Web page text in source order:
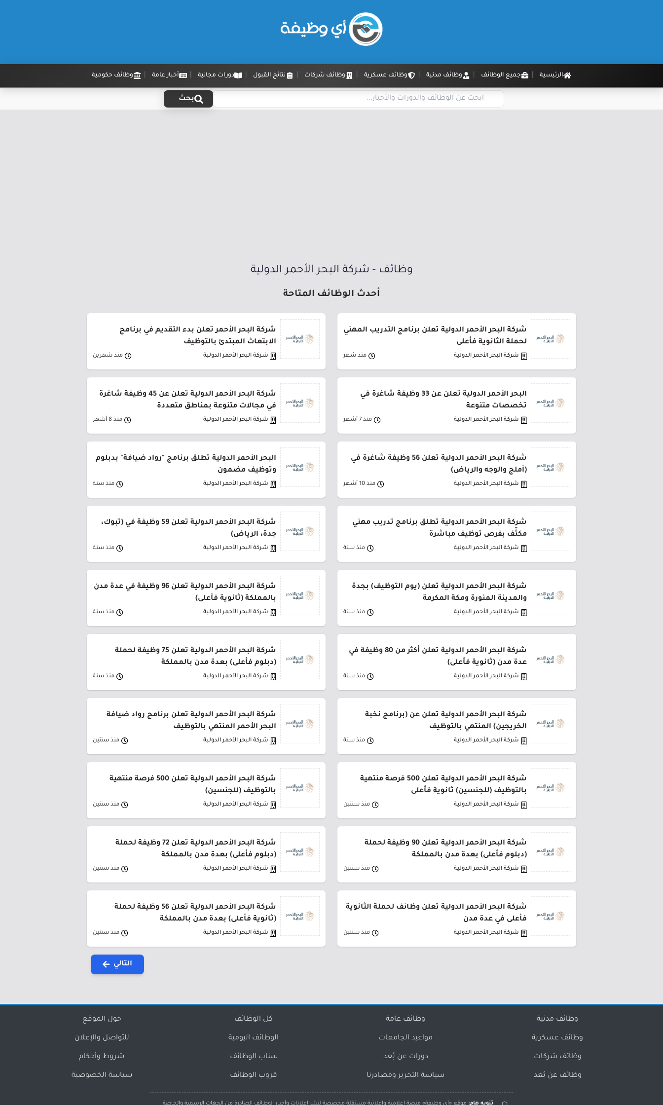
الرئيسية جميع الوظائف وظائف مدنية وظائف عسكرية وظائف شركات نتائج القبول دورات مجانية أخبار عامة وظائف حكومية
بحث
وظائف - شركة البحر الأحمر الدولية
أحدث الوظائف المتاحة
شركة البحر الأحمر الدولية تعلن برنامج التدريب المهني
لحملة الثانوية فأعلى
شركة البحر الأحمر الدولية منذ شهر
شركة البحر الأحمر تعلن بدء التقديم في برنامج
الابتعاث المبتدئ بالتوظيف
شركة البحر الأحمر الدولية منذ شهرين
البحر الأحمر الدولية تعلن عن 33 وظيفة شاغرة في
تخصصات متنوعة
شركة البحر الأحمر الدولية منذ 7 أشهر
شركة البحر الأحمر الدولية تعلن عن 45 وظيفة شاغرة
في مجالات متنوعة بمناطق متعددة
شركة البحر الأحمر الدولية منذ 8 أشهر
شركة البحر الأحمر الدولية تعلن 56 وظيفة شاغرة في
(أملج والوجه والرياض)
شركة البحر الأحمر الدولية منذ 10 أشهر
البحر الأحمر الدولية تطلق برنامج "رواد ضيافة" بدبلوم
وتوظيف مضمون
شركة البحر الأحمر الدولية منذ سنة
شركة البحر الأحمر الدولية تطلق برنامج تدريب مهني
مكثّف بفرص توظيف مباشرة
شركة البحر الأحمر الدولية منذ سنة
شركة البحر الأحمر الدولية تعلن 59 وظيفة في (تبوك،
جدة، الرياض)
شركة البحر الأحمر الدولية منذ سنة
شركة البحر الأحمر الدولية تعلن (يوم التوظيف) بجدة
والمدينة المنورة ومكة المكرمة
شركة البحر الأحمر الدولية منذ سنة
شركة البحر الأحمر الدولية تعلن 96 وظيفة في عدة مدن
بالمملكة (ثانوية فأعلى)
شركة البحر الأحمر الدولية منذ سنة
شركة البحر الأحمر الدولية تعلن أكثر من 80 وظيفة في
عدة مدن (ثانوية فأعلى)
شركة البحر الأحمر الدولية منذ سنة
شركة البحر الأحمر الدولية تعلن 75 وظيفة لحملة
(دبلوم فأعلى) بعدة مدن بالمملكة
شركة البحر الأحمر الدولية منذ سنة
شركة البحر الأحمر الدولية تعلن عن (برنامج نخبة
الخريجين) المنتهي بالتوظيف
شركة البحر الأحمر الدولية منذ سنة
شركة البحر الأحمر الدولية تعلن برنامج رواد ضيافة
البحر الأحمر المنتهي بالتوظيف
شركة البحر الأحمر الدولية منذ سنتين
شركة البحر الأحمر الدولية تعلن 500 فرصة منتهية
بالتوظيف (للجنسين) ثانوية فأعلى
شركة البحر الأحمر الدولية منذ سنتين
شركة البحر الأحمر الدولية تعلن 500 فرصة منتهية
بالتوظيف (للجنسين)
شركة البحر الأحمر الدولية منذ سنتين
شركة البحر الأحمر الدولية تعلن 90 وظيفة لحملة
(دبلوم فأعلى) بعدة مدن بالمملكة
شركة البحر الأحمر الدولية منذ سنتين
شركة البحر الأحمر الدولية تعلن 72 وظيفة لحملة
(دبلوم فأعلى) بعدة مدن بالمملكة
شركة البحر الأحمر الدولية منذ سنتين
شركة البحر الأحمر الدولية تعلن وظائف لحملة الثانوية
فأعلى في عدة مدن
شركة البحر الأحمر الدولية منذ سنتين
شركة البحر الأحمر الدولية تعلن 56 وظيفة لحملة
(ثانوية فأعلى) بعدة مدن بالمملكة
شركة البحر الأحمر الدولية منذ سنتين
التالي
وظائف مدنية
وظائف عسكرية
وظائف شركات
وظائف عن بُعد
وظائف عامة
مواعيد الجامعات
دورات عن بُعد
سياسة التحرير ومصادرنا
كل الوظائف
الوظائف اليومية
سناب الوظائف
قروب الوظائف
حول الموقع
للتواصل والإعلان
شروط وأحكام
سياسة الخصوصية
تنويه هام: موقع «أي وظيفة» منصة إعلامية وإعلانية مستقلة مخصصة لنشر إعلانات وأخبار الوظائف الصادرة من الجهات الرسمية والخاصة